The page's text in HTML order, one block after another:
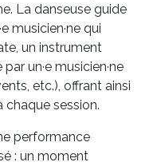
La danseuse guide
musicien·ne qui
un instrument
un·e musicien·ne
etc.), offrant ainsi
chaque session.
performance
: un moment